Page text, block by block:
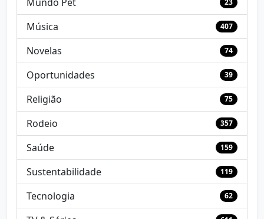
Música 407
Novelas 74
Oportunidades 39
Religião 75
Rodeio 357
Saúde 159
Sustentabilidade 119
Tecnologia 62